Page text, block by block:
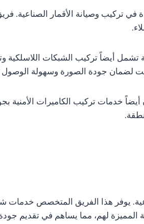
تركيب وصيانة الأقمار الصناعية.
أيضاً تركيب الشبكات اللاسلكية
لضمان جودة الصورة وسهولة
أيضاً خدمات تركيب الكاميرات
يوفر هذا الفريق المتخصص خدمات
لهم، مما يساهم في تقديم